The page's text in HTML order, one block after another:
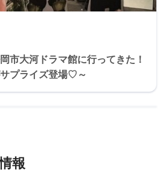
市大河ドラマ館に行ってきた！
プライズ登場♡～
報